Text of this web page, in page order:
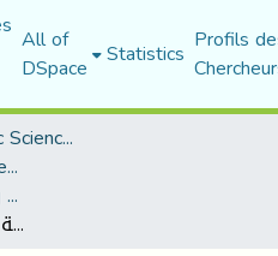
All of
DSpace Statistics Profils
Faculty of Economic Sciences, Commerce and Management Sciences
Conferences, seminars, meetings, and study days
المؤتمرات والندوات والملتقيات والأيام الدراسة
النمط القيادي في المؤسسات الاقتصادية وتأثيره على تسيير الموارد البشرية: الواقع وآليات الإصلاح في ظل العولمة دراسة سوسيولوجية ميدانية لمؤسسة سونلغاز